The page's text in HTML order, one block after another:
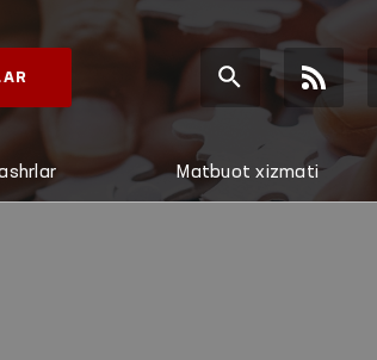
Matbuot xizmati